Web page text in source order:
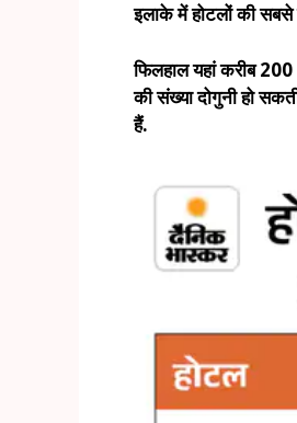
इलाके में होटलों की
फिलहाल यहां करीब
की संख्या दोगुनी हो
हैं.